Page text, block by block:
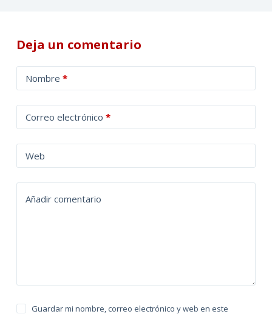
Deja un comentario
Nombre *
Correo electrónico *
Web
Añadir comentario
Guardar mi nombre, correo electrónico y web en este
l
t
a
t